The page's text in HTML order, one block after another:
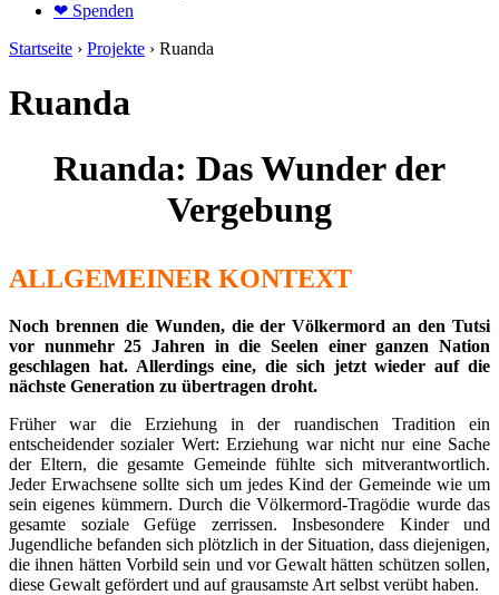
❤ Spenden
Startseite › Projekte › Ruanda
Ruanda
Ruanda: Das Wunder der
Vergebung
ALLGEMEINER KONTEXT
Noch brennen die Wunden, die der Völkermord an den Tutsi
vor nunmehr 25 Jahren in die Seelen einer ganzen Nation
geschlagen hat. Allerdings eine, die sich jetzt wieder auf die
nächste Generation zu übertragen droht.
Früher war die Erziehung in der ruandischen Tradition ein
entscheidender sozialer Wert: Erziehung war nicht nur eine Sache
der Eltern, die gesamte Gemeinde fühlte sich mitverantwortlich.
Jeder Erwachsene sollte sich um jedes Kind der Gemeinde wie um
sein eigenes kümmern. Durch die Völkermord-Tragödie wurde das
gesamte soziale Gefüge zerrissen. Insbesondere Kinder und
Jugendliche befanden sich plötzlich in der Situation, dass diejenigen,
die ihnen hätten Vorbild sein und vor Gewalt hätten schützen sollen,
diese Gewalt gefördert und auf grausamste Art selbst verübt haben.